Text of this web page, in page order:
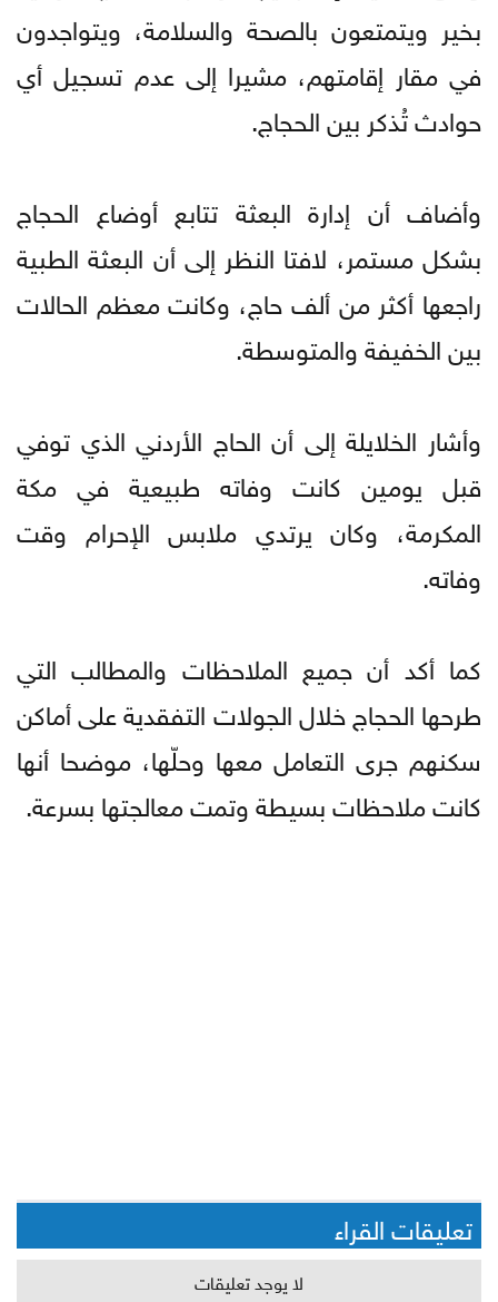
بخير ويتمتعون بالصحة والسلامة، ويتواجدون
في مقار إقامتهم، مشيرا إلى عدم تسجيل أي
حوادث تُذكر بين الحجاج.
وأضاف أن إدارة البعثة تتابع أوضاع الحجاج
بشكل مستمر، لافتا النظر إلى أن البعثة الطبية
راجعها أكثر من ألف حاج، وكانت معظم الحالات
بين الخفيفة والمتوسطة.
وأشار الخلايلة إلى أن الحاج الأردني الذي توفي
قبل يومين كانت وفاته طبيعية في مكة
المكرمة، وكان يرتدي ملابس الإحرام وقت
وفاته.
كما أكد أن جميع الملاحظات والمطالب التي
طرحها الحجاج خلال الجولات التفقدية على أماكن
سكنهم جرى التعامل معها وحلّها، موضحا أنها
كانت ملاحظات بسيطة وتمت معالجتها بسرعة.
تعليقات القراء
لا يوجد تعليقات